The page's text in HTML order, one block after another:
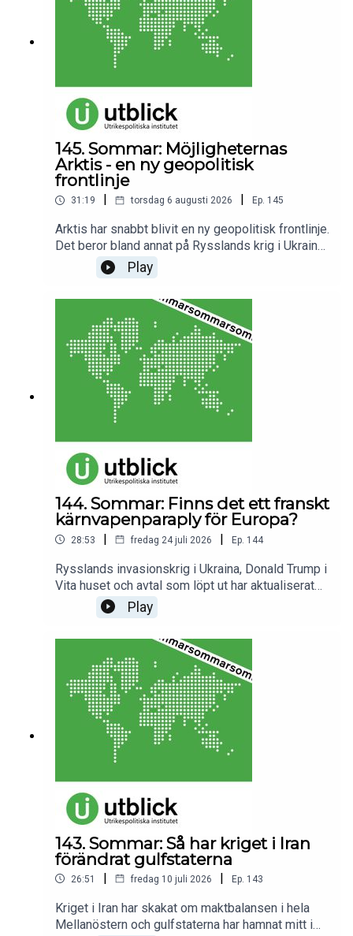
145. Sommar: Möjligheternas
Arktis - en ny geopolitisk
frontlinje
31:19 torsdag 6 augusti 2026 Ep. 145
Arktis har snabbt blivit en ny geopolitisk frontlinje.
Det beror bland annat på Rysslands krig i Ukraina,
Kinas växande ambitioner och ett förnyat
amerikanskt intresse för regionen. Samtidigt
omformar klimatförändringarna Arktis med
smältande isar, nya farleder och ökande
resursintresse. Hur förändrar det här
maktbalansen kring Arktis? Och vilka
konsekvenser väntar?Medverkande:Neil Melvin,
programchef för Arktisprogrammet på
Utrikespolitiska institutet.Programledare och
redaktör: Annica Ögren.
Play
144. Sommar: Finns det ett franskt
kärnvapenparaply för Europa?
28:53 | fredag 24 juli 2026 | Ep. 144
Rysslands invasionskrig i Ukraina, Donald Trump i
Vita huset och avtal som löpt ut har aktualiserat
frågan om kärnvapen på europeisk mark. Något
som är särskilt viktig för Frankrike, EU:s enda
Emanuel Macron, ett uppmärksammat utspel om
att erbjuda ett utökat samarbete kring kärnvapen
till fler europeiska länder. Men vad betyder
egentligen förslaget i praktiken? å vilka alternativ
finns för Europa?
Medverkande:Medverkande:Barbara Kunz,
programavdelningschef, Utrikespolitiska
institutet.Programledare och redaktör: Annica
Ögren.
Play
143. Sommar: Så har kriget i Iran
förändrat gulfstaterna
26:51 | fredag 10 juli 2026 | Ep. 143
Kriget i Iran har skakat om maktbalansen i hela
Mellanöstern och gulfstaterna har hamnat mitt i